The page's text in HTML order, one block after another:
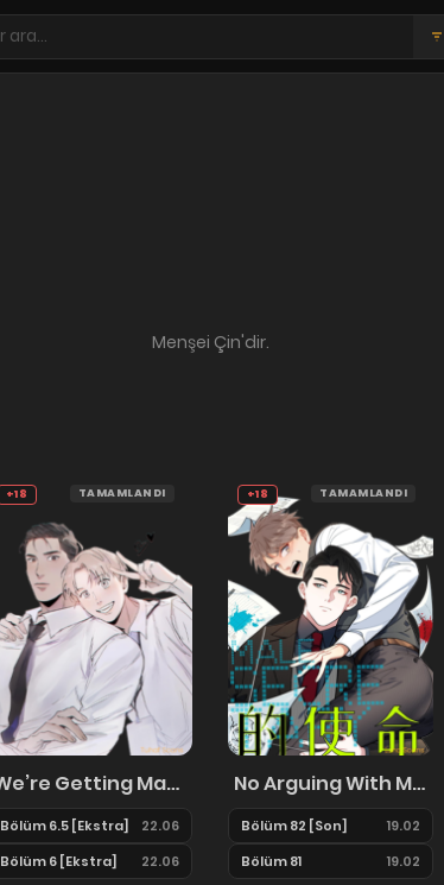
Menşei Çin'dir.
+18 TAMAMLANDI
We’re Getting Married!
Bölüm 6.5 [Ekstra]
22.06
Bölüm 6 [Ekstra]
22.06
+18 TAMAMLANDI
No Arguing With Mr. Mo
Bölüm 82 [Son]
19.02
Bölüm 81
19.02